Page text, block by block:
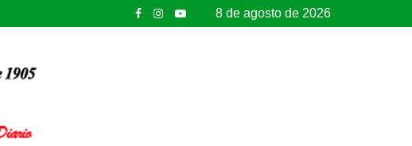
8 de agosto de 2026